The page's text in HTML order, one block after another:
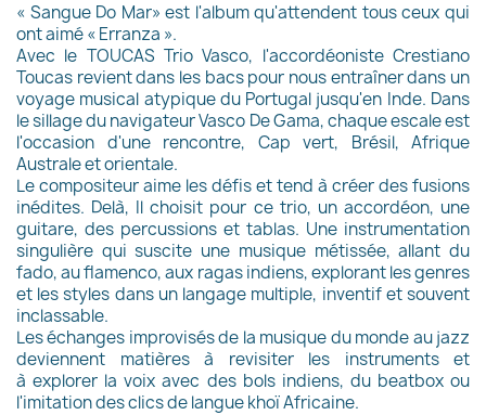
« Sangue Do Mar» est l'album qu'attendent tous ceux qui
ont aimé « Erranza ».
Avec le TOUCAS Trio Vasco, l'accordéoniste Crestiano
Toucas revient dans les bacs pour nousentraîner dans un
voyage musical atypique du Portugal jusqu'en Inde. Dans
le sillage du navigateurVasco De Gama, chaque escale est
l'occasion d'une rencontre, Cap vert, Brésil, Afrique
Australe et orientale.
Le compositeur aime les défis et tend à créer des fusions
inédites. Delà, Il choisit pour ce trio, un accordéon, une
guitare, des percussions et tablas. Une instrumentation
singulière qui suscite une musique métissée,allant du
fado, au flamenco, aux ragas indiens, explorant les genres
et les styles dans un langage multiple, inventif et souvent
inclassable.
Les échanges improvisés de la musique du monde au jazz
deviennent matières à revisiter les instruments et
àexplorer la voix avec des bols indiens, du beatbox ou
l'imitation des clics de langue khoï Africaine.